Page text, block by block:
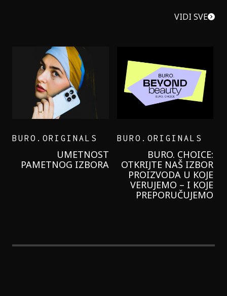
VIDI SVE
GARNIER KREMU I
NIKADA NIŠTA
LAGANIJE NISAM
KORISTILA